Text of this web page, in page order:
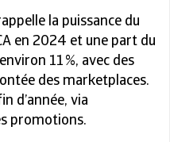
la puissance du
en 2024 et une part du
11 %, avec des
des marketplaces.
d’année, via
promotions.